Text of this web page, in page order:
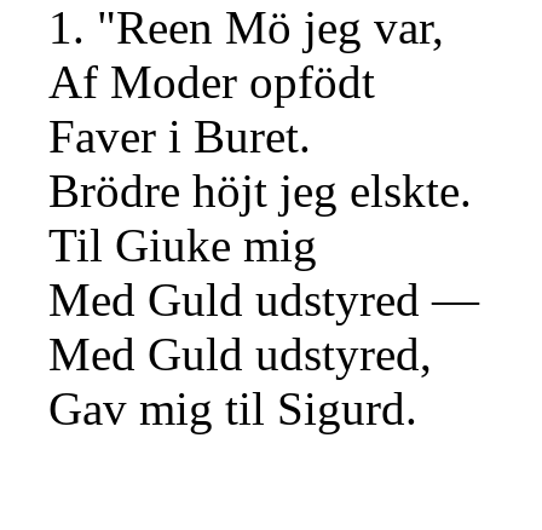
1. "Reen Mö jeg var,
Af Moder opfödt
Faver i Buret.
Brödre höjt jeg elskte.
Til Giuke mig
Med Guld udstyred —
Med Guld udstyred,
Gav mig til Sigurd.